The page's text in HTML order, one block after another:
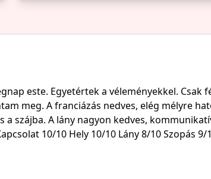
este. Egyetértek a véleményekkel. Csak
meg. A franciázás nedves, elég mélyre
szájba. A lány nagyon kedves,
10/10 Hely 10/10 Lány 8/10 Szopás 9/